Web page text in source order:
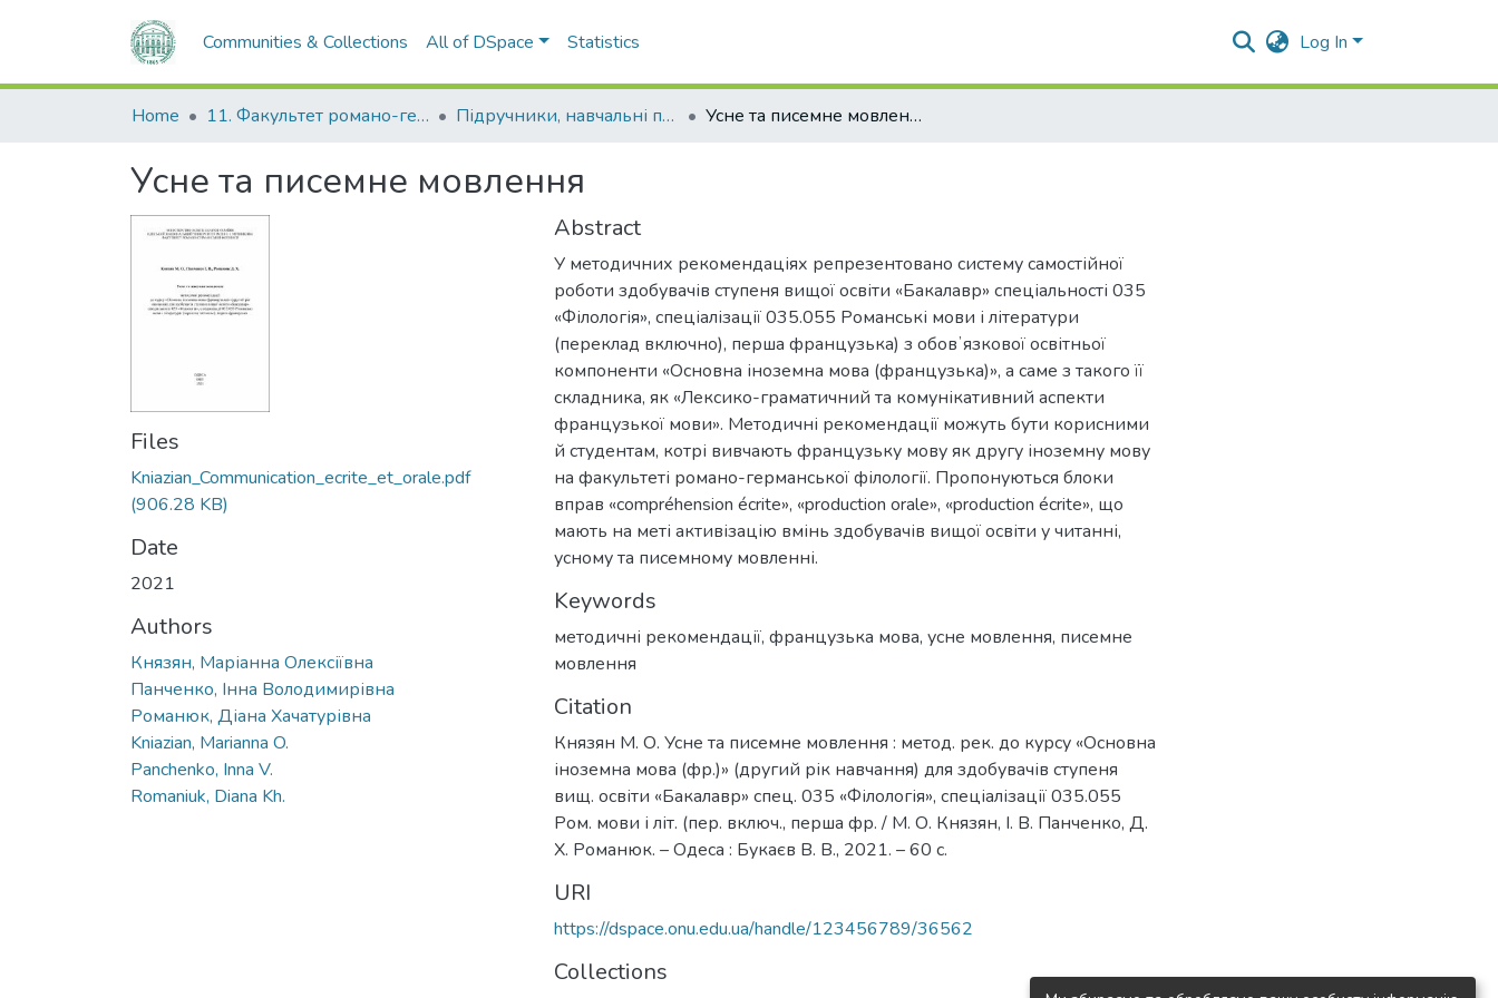
Communities & Collections All of DSpace Statistics Log In
Home 11. Факультет романо-германської філології Підручники, навчальні посібники та інші науково- та навчально-методичні праці РГФ Усне та писемне мовлення
Усне та писемне мовлення
Files
Kniazian_Communication_ecrite_et_orale.pdf
(906.28 KB)
Date
2021
Authors
Князян, Маріанна Олексіївна
Панченко, Iнна Володимирівна
Романюк, Діана Хачатурівна
Kniazian, Marianna O.
Panchenko, Inna V.
Romaniuk, Diana Kh.
Abstract
У методичних рекомендаціях репрезентовано систему самостійної
роботи здобувачів ступеня вищої освіти «Бакалавр» спеціальності 035
«Філологія», спеціалізації 035.055 Романські мови і літератури
(переклад включно), перша французька) з обовʼязкової освітньої
компоненти «Основна іноземна мова (французька)», а саме з такого її
складника, як «Лексико-граматичний та комунікативний аспекти
французької мови». Методичні рекомендації можуть бути корисними
й студентам, котрі вивчають французьку мову як другу іноземну мову
на факультеті романо-германської філології. Пропонуються блоки
вправ «compréhension écrite», «production orale», «production écrite», що
мають на меті активізацію вмінь здобувачів вищої освіти у читанні,
усному та писемному мовленні.
Keywords
методичні рекомендації, французька мова, усне мовлення, писемне
мовлення
Citation
Князян М. О. Усне та писемне мовлення : метод. рек. до курсу «Основна
іноземна мова (фр.)» (другий рік навчання) для здобувачів ступеня
вищ. освіти «Бакалавр» спец. 035 «Філологія», спеціалізації 035.055
Ром. мови і літ. (пер. включ., перша фр. / М. О. Князян, І. В. Панченко, Д.
Х. Романюк. – Одеса : Букаєв В. В., 2021. – 60 c.
URI
https://dspace.onu.edu.ua/handle/123456789/36562
Collections